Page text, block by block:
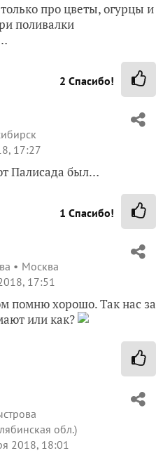
про цветы, огурцы и
поливалки
2 Спасибо!
17:27
Палисада был…
1 Спасибо!
Москва
17:51
помню хорошо. Так нас за
или как?
обл.)
2018, 18:01